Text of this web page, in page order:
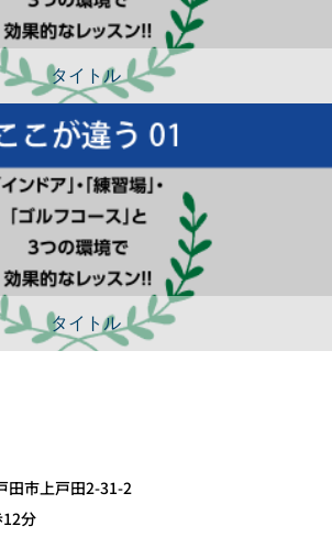
タイトル
タイトル
田市上戸田2-31-2
分